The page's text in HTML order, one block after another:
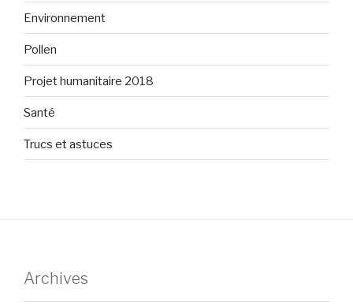
Environnement
Pollen
Projet humanitaire 2018
Santé
Trucs et astuces
Archives